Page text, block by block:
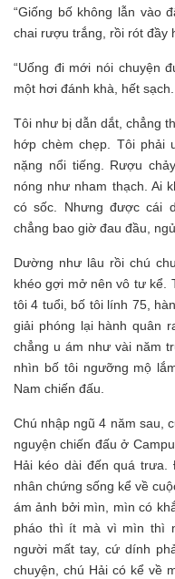
“Giống bố không lẫn vào
chai rượu trắng, rồi rót đầy
“Uống đi mới nói chuyện
một hơi đánh khà, hết sạch.
Tôi như bị dẫn dắt, chẳng
hớp chèm chẹp. Tôi phải
nặng nổi tiếng. Rượu
nóng như nham thạch. Ai
có sốc. Nhưng được cái
chẳng bao giờ đau đầu,
Dường như lâu rồi chú
khéo gợi mở nên vô tư kể.
tôi 4 tuổi, bố tôi lính 75,
giải phóng lại hành quân
chẳng u ám như vài năm
nhìn bố tôi ngưỡng mộ
Nam chiến đấu.
Chú nhập ngũ 4 năm sau,
nguyện chiến đấu ở
Hải kéo dài đến quá
nhân chứng sống kể về
ám ảnh bởi mìn, mìn có
pháo thì ít mà vì mìn thì
người mất tay, cứ dính
chuyện, chú Hải có kể về